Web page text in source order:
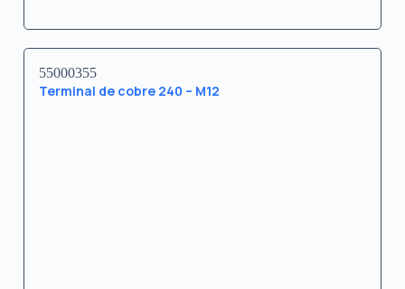
55000355
Terminal de cobre 240 – M12